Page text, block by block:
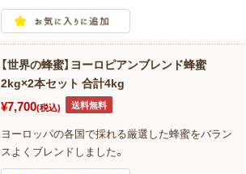
【世界の蜂蜜】ヨーロピアンブレンド蜂蜜
2kg×2本セット 合計4kg
¥7,700(税込) 送料無料
ヨーロッパの各国で採れる厳選した蜂蜜をバラン
スよくブレンドしました。